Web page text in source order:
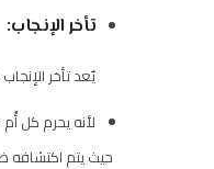
تأخر الإنجاب:
يٌعد تأخر
لأنه يحرم كل
حيث يتم اكتشافه